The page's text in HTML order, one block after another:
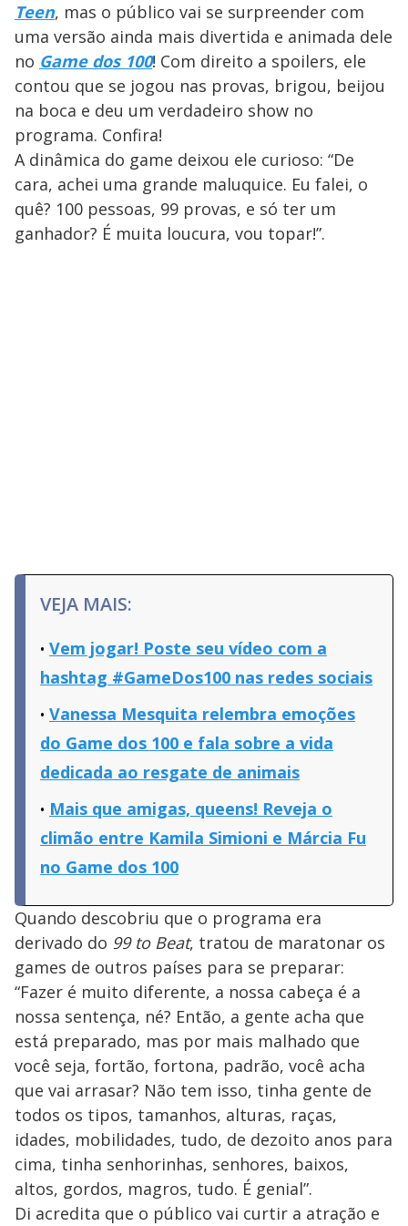
Teen, mas o público vai se surpreender com
uma versão ainda mais divertida e animada dele
no Game dos 100! Com direito a spoilers, ele
contou que se jogou nas provas, brigou, beijou
na boca e deu um verdadeiro show no
programa. Confira!
A dinâmica do game deixou ele curioso: “De
cara, achei uma grande maluquice. Eu falei, o
quê? 100 pessoas, 99 provas, e só ter um
ganhador? É muita loucura, vou topar!”.
VEJA MAIS:
Vem jogar! Poste seu vídeo com a
hashtag #GameDos100 nas redes sociais
Vanessa Mesquita relembra emoções
do Game dos 100 e fala sobre a vida
dedicada ao resgate de animais
Mais que amigas, queens! Reveja o
climão entre Kamila Simioni e Márcia Fu
no Game dos 100
Quando descobriu que o programa era
derivado do 99 to Beat, tratou de maratonar os
games de outros países para se preparar:
“Fazer é muito diferente, a nossa cabeça é a
nossa sentença, né? Então, a gente acha que
está preparado, mas por mais malhado que
você seja, fortão, fortona, padrão, você acha
que vai arrasar? Não tem isso, tinha gente de
todos os tipos, tamanhos, alturas, raças,
idades, mobilidades, tudo, de dezoito anos para
cima, tinha senhorinhas, senhores, baixos,
altos, gordos, magros, tudo. É genial”.
Di acredita que o público vai curtir a atração e